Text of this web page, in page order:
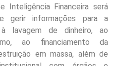
Inteligência Financeira será
gerir informações para a
lavagem de dinheiro, ao
ao financiamento da
em massa, além de